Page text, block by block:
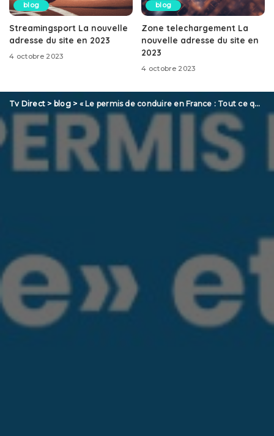
blog
Streamingsport La nouvelle
adresse du site en 2023
4 octobre 2023
blog
Zone telechargement La
nouvelle adresse du site en
2023
4 octobre 2023
Tv Direct > blog> « Le permis de conduire en France : Tout ce que vous devez savoir pour l’obtenir »